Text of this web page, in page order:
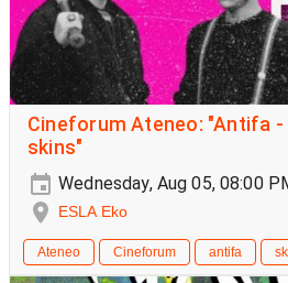
Cineforum Ateneo: "Antifa -
skins"
Wednesday, Aug 05, 08:00
ESLA Eko
Ateneo Cineforum antifa